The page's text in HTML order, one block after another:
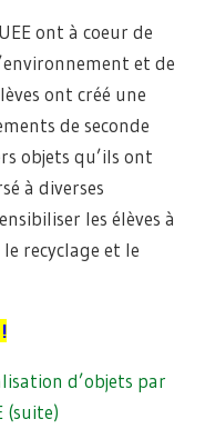
ont à coeur de
et de
ont créé une
de seconde
objets qu’ils ont
à diverses
les élèves à
recyclage et le
d’objets par
(suite)